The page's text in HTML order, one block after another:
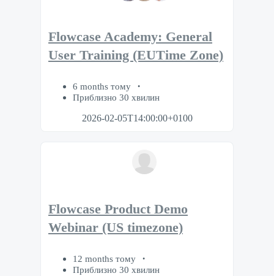
Flowcase Academy: General
User Training (EUTime Zone)
6 months тому
Приблизно 30 хвилин
2026-02-05T14:00:00+0100
Flowcase Product Demo
Webinar (US timezone)
12 months тому
Приблизно 30 хвилин